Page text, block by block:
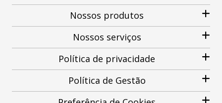
Nossos produtos
Nossos serviços
Política de privacidade
Política de Gestão